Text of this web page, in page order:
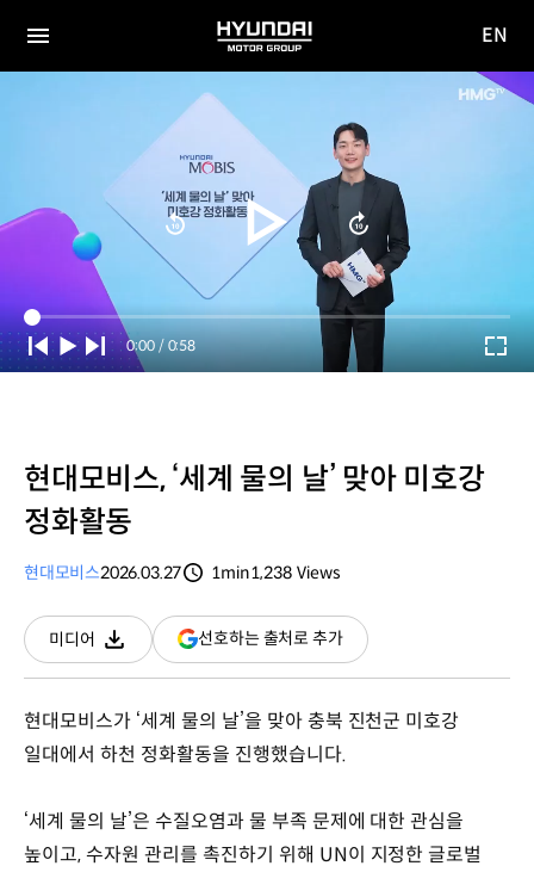
전체
HYUNDAI
MOTOR
GROUP
사이
EN
Current
Time
0:00 / Duration
0:58
현대모비스, ‘세계 물의 날’ 맞아 미호강
정화활동
현대모비스2026.03.27
1min1,238 Views
미디어
다운로드
선호하는 출처로 추가(새
창
현대모비스가 ‘세계 물의 날’을 맞아 충북 진천군 미호강
일대에서 하천 정화활동을 진행했습니다.
‘세계 물의 날’은 수질오염과 물 부족 문제에 대한 관심을
높이고, 수자원 관리를 촉진하기 위해 UN이 지정한 글로벌